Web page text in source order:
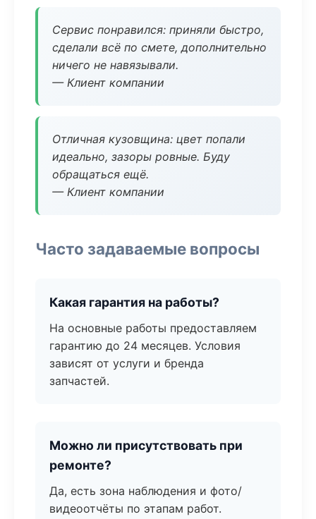
Сервис понравился: приняли быстро,
сделали всё по смете, дополнительно
ничего не навязывали.
— Клиент компании
Отличная кузовщина: цвет попали
идеально, зазоры ровные. Буду
обращаться ещё.
— Клиент компании
Часто задаваемые вопросы
Какая гарантия на работы?
На основные работы предоставляем
гарантию до 24 месяцев. Условия
зависят от услуги и бренда
запчастей.
Можно ли присутствовать при
ремонте?
Да, есть зона наблюдения и фото/
видеоотчёты по этапам работ.